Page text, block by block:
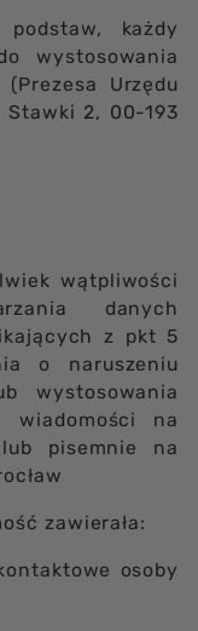
każdy
wystosowania
(Prezesa Urzędu
Stawki 2, 00-193
wątpliwości
danych
z pkt 5
o naruszeniu
wystosowania
wiadomości na
pisemnie na
zawierała:
osoby